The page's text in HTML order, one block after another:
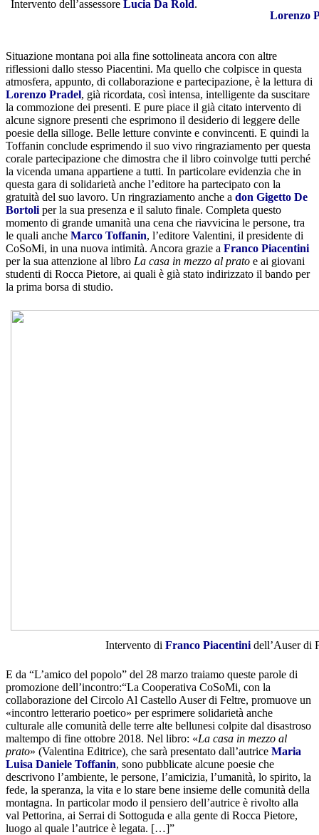
Intervento dell’assessore Lucia Da Rold .
Lorenzo
Situazione montana poi alla fine sottolineata ancora con altre
riflessioni dallo stesso Piacentini. Ma quello che colpisce in questa
atmosfera, appunto, di collaborazione e partecipazione, è la lettura di
Lorenzo Pradel, già ricordata, così intensa, intelligente da suscitare
la commozione dei presenti. E pure piace il già citato intervento di
alcune signore presenti che esprimono il desiderio di leggere delle
poesie della silloge. Belle letture convinte e convincenti. E quindi la
Toffanin conclude esprimendo il suo vivo ringraziamento per questa
corale partecipazione che dimostra che il libro coinvolge tutti perché
la vicenda umana appartiene a tutti. In particolare evidenzia che in
questa gara di solidarietà anche l’editore ha partecipato con la
gratuità del suo lavoro. Un ringraziamento anche a don Gigetto De
Bortoli per la sua presenza e il saluto finale. Completa questo
momento di grande umanità una cena che riavvicina le persone, tra
le quali anche Marco Toffanin, l’editore Valentini, il presidente di
CoSoMi, in una nuova intimità. Ancora grazie a Franco Piacentini
per la sua attenzione al libro La casa in mezzo al prato e ai giovani
studenti di Rocca Pietore, ai quali è già stato indirizzato il bando per
la prima borsa di studio.
Intervento di Franco Piacentini dell’Auser di
E da “L’amico del popolo” del 28 marzo traiamo queste parole di
promozione dell’incontro:“La Cooperativa CoSoMi, con la
collaborazione del Circolo Al Castello Auser di Feltre, promuove un
«incontro letterario poetico» per esprimere solidarietà anche
culturale alle comunità delle terre alte bellunesi colpite dal disastroso
maltempo di fine ottobre 2018. Nel libro: «La casa in mezzo al
prato» (Valentina Editrice), che sarà presentato dall’autrice Maria
Luisa Daniele Toffanin, sono pubblicate alcune poesie che
descrivono l’ambiente, le persone, l’amicizia, l’umanità, lo spirito, la
fede, la speranza, la vita e lo stare bene insieme delle comunità della
montagna. In particolar modo il pensiero dell’autrice è rivolto alla
val Pettorina, ai Serrai di Sottoguda e alla gente di Rocca Pietore,
luogo al quale l’autrice è legata. […]”